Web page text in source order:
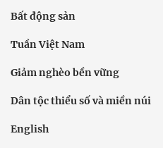
Bất động sản
Tuần Việt Nam
Giảm nghèo bền vững
Dân tộc thiểu số và miền núi
English